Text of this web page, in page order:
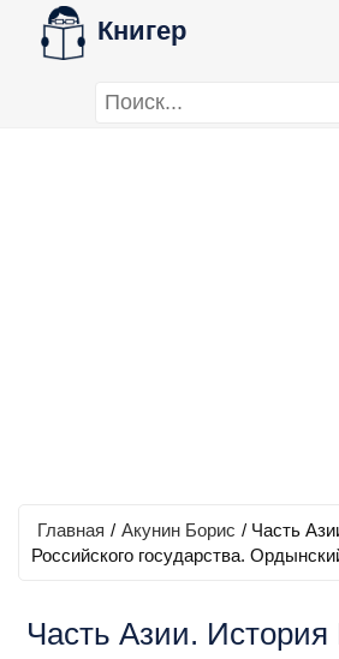
Книгер
Главная / Акунин Борис / Часть
Российского государства.
Часть Азии. История